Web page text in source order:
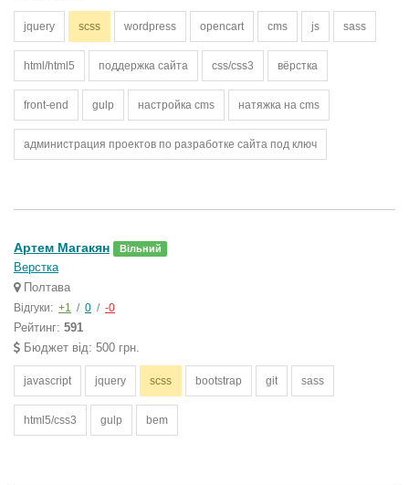
jquery scss wordpress opencart cms js sass
html/html5 поддержка сайта css/css3 вёрстка
front-end gulp настройка cms натяжка на cms
администрация проектов по разработке сайта под ключ
Артем Магакян Вільний
Верстка
Полтава
Відгуки: +1 / 0 / -0
Рейтинг: 591
Бюджет від: 500 грн.
javascript jquery scss bootstrap git sass
html5/css3 gulp bem